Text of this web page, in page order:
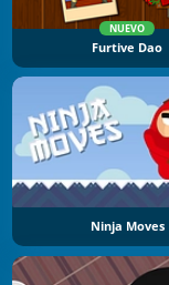
NUEVO
Furtive Dao
Ninja Moves